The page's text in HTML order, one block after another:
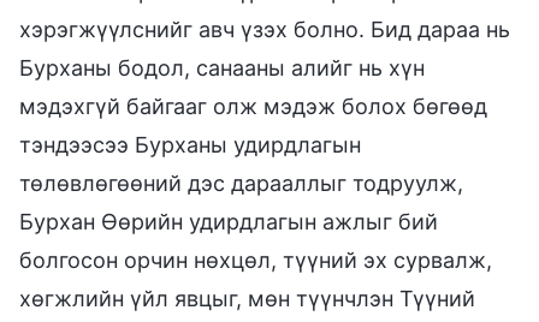
хэрэгжүүлснийг авч үзэх болно. Бид дараа нь
Бурханы бодол, санааны алийг нь хүн
мэдэхгүй байгааг олж мэдэж болох бөгөөд
тэндээсээ Бурханы удирдлагын
төлөвлөгөөний дэс дарааллыг тодруулж,
Бурхан Өөрийн удирдлагын ажлыг бий
болгосон орчин нөхцөл, түүний эх сурвалж,
хөгжлийн үйл явцыг, мөн түүнчлэн Түүний